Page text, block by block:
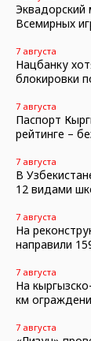
Эквадорский
Всемирных
7 августа
Нацбанку
блокировки
7 августа
Паспорт
рейтинге –
7 августа
В
12 видами
7 августа
На
направили
7 августа
На
км
7 августа